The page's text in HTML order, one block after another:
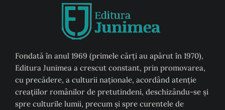
Fondată în anul 1969 (primele cărți au apărut în 1970),
Editura Junimea a crescut constant, prin promovarea,
cu precădere, a culturii naţionale, acordând atenţie
creaţiilor românilor de pretutindeni, deschizându-se şi
spre culturile lumii, precum şi spre curentele de